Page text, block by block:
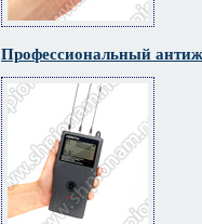
Профессиональный